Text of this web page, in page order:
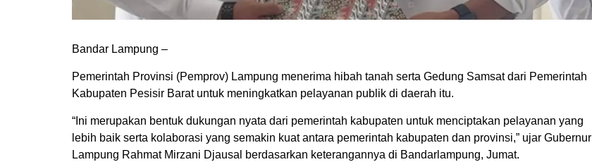
Bandar Lampung –
Pemerintah Provinsi (Pemprov) Lampung menerima hibah tanah serta Gedung Samsat dari Pemerintah
Kabupaten Pesisir Barat untuk meningkatkan pelayanan publik di daerah itu.
“Ini merupakan bentuk dukungan nyata dari pemerintah kabupaten untuk menciptakan pelayanan yang
lebih baik serta kolaborasi yang semakin kuat antara pemerintah kabupaten dan provinsi,” ujar Gubernur
Lampung Rahmat Mirzani Djausal berdasarkan keterangannya di Bandarlampung, Jumat.